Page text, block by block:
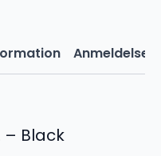
Anmeldelser
– Black